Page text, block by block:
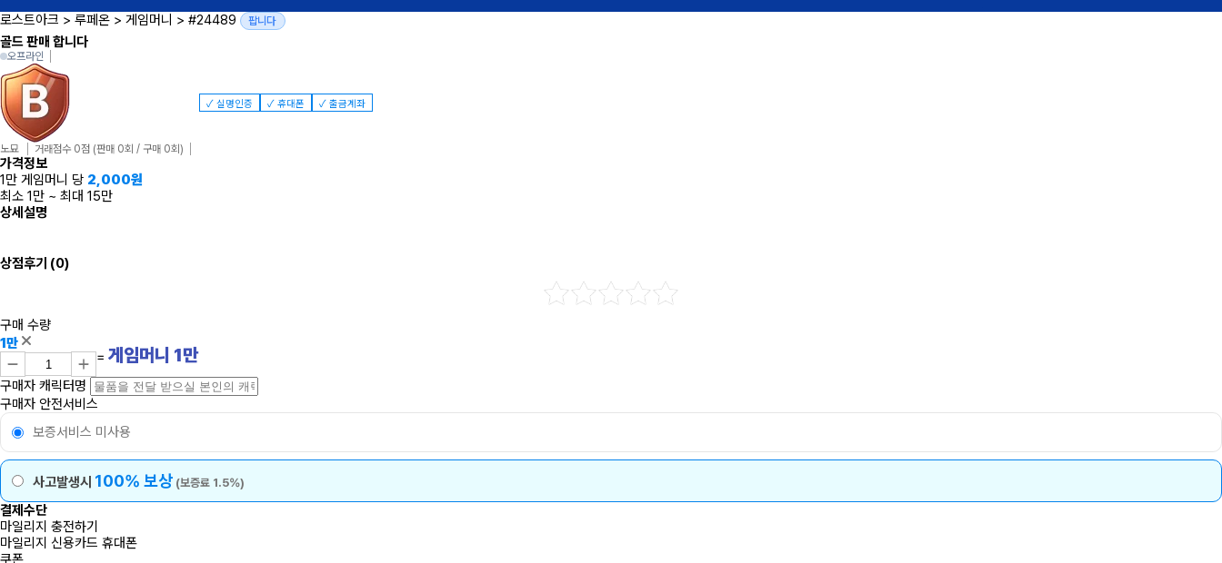
로스트아크 > 루페온 > 게임머니 > #24489 팝니다
골드 판매 합니다
오프라인
노묘 거래점수 0점 (판매 0회 / 구매 0회)
✓ 실명인증 ✓ 휴대폰 ✓ 출금계좌
가격정보
1만 게임머니 당 2,000원
최소 1만 ~ 최대 15만
상세설명
상점후기 (0)
구매 수량
1만
= 게임머니 1만
구매자 캐릭터명
구매자 안전서비스
보증서비스 미사용
사고발생시 100% 보상 (보증료 1.5%)
결제수단
마일리지 충전하기
마일리지 신용카드 휴대폰
쿠폰